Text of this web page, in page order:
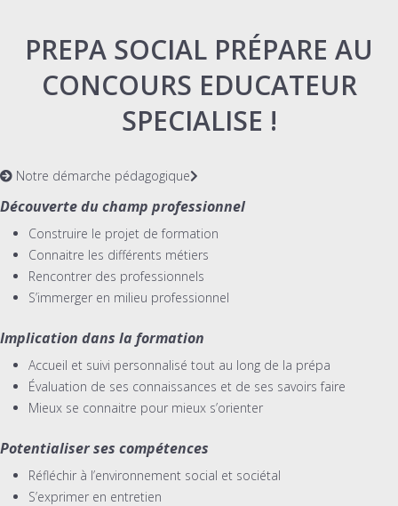
PREPA SOCIAL PRÉPARE AU
CONCOURS EDUCATEUR
SPECIALISE !
Notre démarche pédagogique
Découverte du champ professionnel
Construire le projet de formation
Connaitre les différents métiers
Rencontrer des professionnels
S’immerger en milieu professionnel
Implication dans la formation
Accueil et suivi personnalisé tout au long de la prépa
Évaluation de ses connaissances et de ses savoirs faire
Mieux se connaitre pour mieux s’orienter
Potentialiser ses compétences
Réfléchir à l’environnement social et sociétal
S’exprimer en entretien